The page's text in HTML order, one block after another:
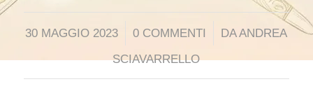
30 MAGGIO 2023
/ 0 COMMENTI
/ DAANDREA
SCIAVARRELLO